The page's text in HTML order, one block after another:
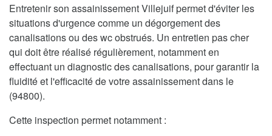
Entretenir son assainissement Villejuif permet d'éviter les
situations d'urgence comme un dégorgement des
canalisations ou des wc obstrués. Un entretien pas cher
qui doit être réalisé régulièrement, notamment en
effectuant un diagnostic des canalisations, pour garantir la
fluidité et l'efficacité de votre assainissement dans le
(94800).
Cette inspection permet notamment :